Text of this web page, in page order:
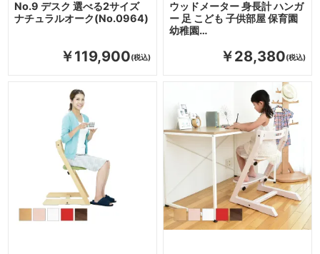
No.9 デスク 選べる2サイズ
ナチュラルオーク(No.0964)
￥119,900
ウッドメーター 身長計 ハンガ
ー 足 こども 子供部屋 保育園
幼稚園…
￥28,380